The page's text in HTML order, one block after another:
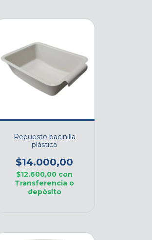
Repuesto bacinilla
plástica
$14.000,00
$12.600,00 con
Transferencia o
depósito